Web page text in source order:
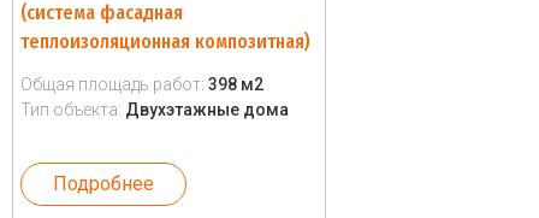
(система фасадная
теплоизоляционная композитная)
Общая площадь работ: 398 м2
Тип объекта: Двухэтажные дома
Подробнее